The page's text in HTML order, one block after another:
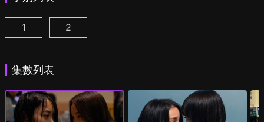
追蹤者遊戲W 職權騷擾的上司是我的前女友 第1集
1 追蹤者遊戲W2 綺麗的天女們 第1集
2
集數列表